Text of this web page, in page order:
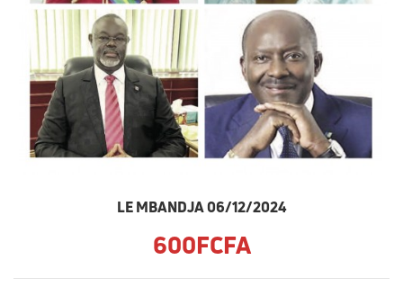
LE MBANDJA 06/12/2024
600FCFA